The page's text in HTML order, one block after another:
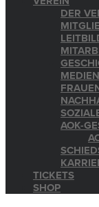
DER
MEDIEN
AOK-
TICKETS
SHOP